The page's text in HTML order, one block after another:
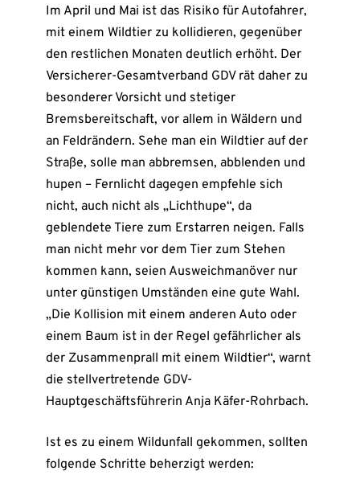
Im April und Mai ist das Risiko für Autofahrer,
mit einem Wildtier zu kollidieren, gegenüber
den restlichen Monaten deutlich erhöht. Der
Versicherer-Gesamtverband GDV rät daher zu
besonderer Vorsicht und stetiger
Bremsbereitschaft, vor allem in Wäldern und
an Feldrändern. Sehe man ein Wildtier auf der
Straße, solle man abbremsen, abblenden und
hupen – Fernlicht dagegen empfehle sich
nicht, auch nicht als „Lichthupe“, da
geblendete Tiere zum Erstarren neigen. Falls
man nicht mehr vor dem Tier zum Stehen
kommen kann, seien Ausweichmanöver nur
unter günstigen Umständen eine gute Wahl.
„Die Kollision mit einem anderen Auto oder
einem Baum ist in der Regel gefährlicher als
der Zusammenprall mit einem Wildtier“, warnt
die stellvertretende GDV-
Hauptgeschäftsführerin Anja Käfer-Rohrbach.
Ist es zu einem Wildunfall gekommen, sollten
folgende Schritte beherzigt werden: